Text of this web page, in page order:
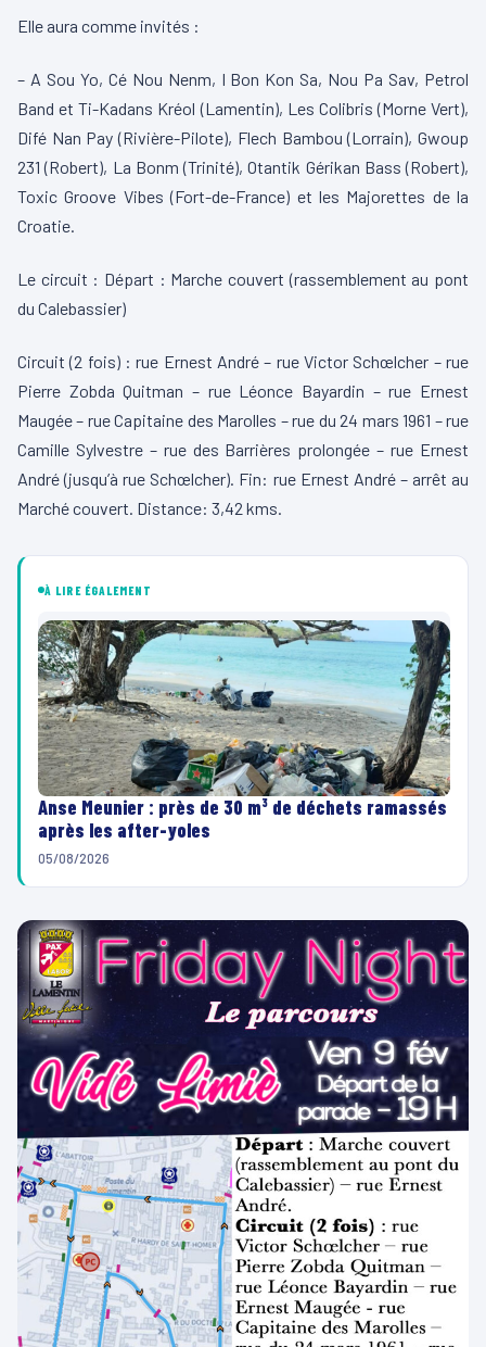
Elle aura comme invités :
– A Sou Yo, Cé Nou Nenm, I Bon Kon Sa, Nou Pa Sav, Petrol
Band et Ti-Kadans Kréol (Lamentin), Les Colibris (Morne Vert),
Difé Nan Pay (Rivière-Pilote), Flech Bambou (Lorrain), Gwoup
231 (Robert), La Bonm (Trinité), Otantik Gérikan Bass (Robert),
Toxic Groove Vibes (Fort-de-France) et les Majorettes de la
Croatie.
Le circuit : Départ : Marche couvert (rassemblement au pont
du Calebassier)
Circuit (2 fois) : rue Ernest André – rue Victor Schœlcher – rue
Pierre Zobda Quitman – rue Léonce Bayardin – rue Ernest
Maugée – rue Capitaine des Marolles – rue du 24 mars 1961 – rue
Camille Sylvestre – rue des Barrières prolongée – rue Ernest
André (jusqu’à rue Schœlcher). Fin: rue Ernest André – arrêt au
Marché couvert. Distance: 3,42 kms.
À LIRE ÉGALEMENT
Anse Meunier : près de 30 m³ de déchets ramassés
après les after-yoles
05/08/2026